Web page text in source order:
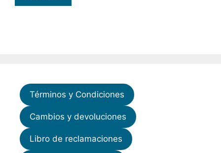
Términos y Condiciones
Cambios y devoluciones
Libro de reclamaciones